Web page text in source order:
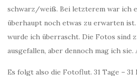
schwarz/weiß. Bei letzterem war ich
überhaupt noch etwas zu erwarten
wurde ich überrascht. Die Fotos sind
ausgefallen, aber dennoch mag ich
Es folgt also die Fotoflut. 31 Tage –